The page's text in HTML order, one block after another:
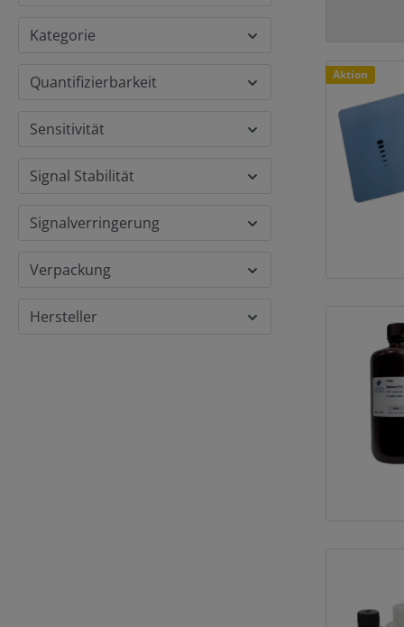
Kategorie
Quantifizierbarkeit
Sensitivität
Signal Stabilität
Signalverringerung
Verpackung
Hersteller
Alle
erlauben
Aktion